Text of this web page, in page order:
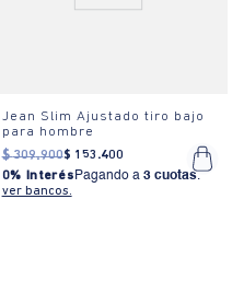
Jean Slim Ajustado tiro bajo
para hombre
$ 309.900$ 153 .400
0% Interés Pagando a 3 cuotas.
ver bancos.